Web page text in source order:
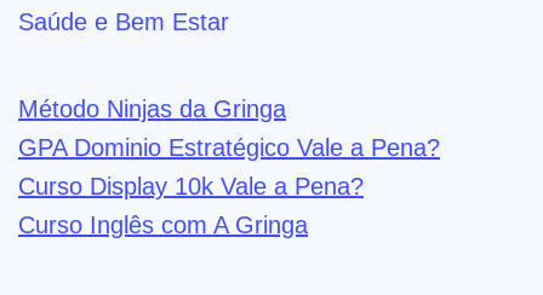
Saúde e Bem Estar
Método Ninjas da Gringa
GPA Dominio Estratégico Vale a Pena?
Curso Display 10k Vale a Pena?
Curso Inglês com A Gringa